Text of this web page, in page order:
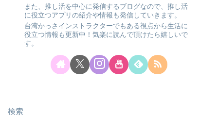
また、推し活を中心に発信するブログなので、推し活
に役立つアプリの紹介や情報も発信していきます。
台湾かっさインストラクターでもある視点から生活に
役立つ情報も更新中！気楽に読んで頂けたら嬉しいで
す。
検索